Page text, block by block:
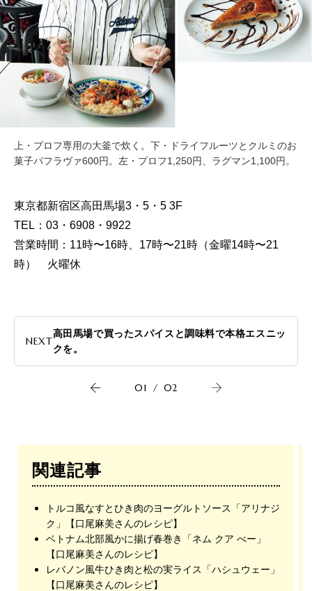
上・プロフ専用の大釜で炊く。下・ドライフルーツとクルミのお
菓子パフラヴァ600円。左・プロフ1,250円、ラグマン1,100円。
東京都新宿区高田馬場3・5・5 3F
TEL：03・6908・9922
営業時間：11時〜16時、17時〜21時（金曜14時〜21
時） 火曜休
NEXT
高田馬場で買ったスパイスと調味料で本格エスニッ
クを。
01 / 02
関連記事
トルコ風なすとひき肉のヨーグルトソース「アリナジ
ク」【口尾麻美さんのレシピ】
ベトナム北部風かに揚げ春巻き「ネム クア べー」
【口尾麻美さんのレシピ】
レバノン風牛ひき肉と松の実ライス「ハシュウェー」
【口尾麻美さんのレシピ】